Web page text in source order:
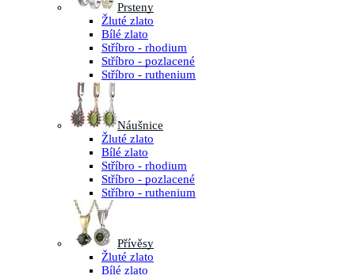
Prsteny
Žluté zlato
Bílé zlato
Stříbro - rhodium
Stříbro - pozlacené
Stříbro - ruthenium
Náušnice
Žluté zlato
Bílé zlato
Stříbro - rhodium
Stříbro - pozlacené
Stříbro - ruthenium
Přívěsy
Žluté zlato
Bílé zlato